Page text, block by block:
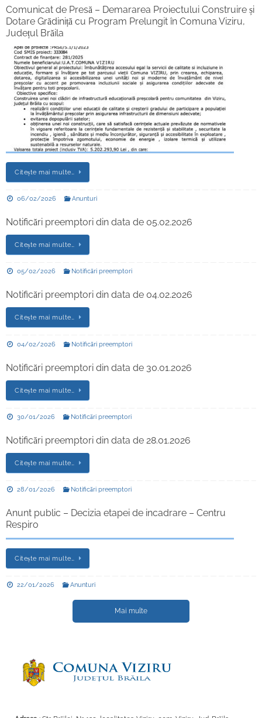
Comunicat de Presă – Demararea Proiectului Construire și
Dotare Grădiniță cu Program Prelungit în Comuna Viziru,
Județul Brăila
Citește mai multe…
06/02/2026 Anunturi
Notificări preemptori din data de 05.02.2026
Citește mai multe…
05/02/2026 Notificări preemptori
Notificări preemptori din data de 04.02.2026
Citește mai multe…
04/02/2026 Notificări preemptori
Notificări preemptori din data de 30.01.2026
Citește mai multe…
30/01/2026 Notificări preemptori
Notificări preemptori din data de 28.01.2026
Citește mai multe…
28/01/2026 Notificări preemptori
Anunt public – Decizia etapei de incadrare – Centru
Respiro
Citește mai multe…
22/01/2026 Anunturi
Mai multe